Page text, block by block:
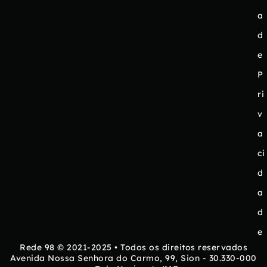
a
d
e
P
ri
v
a
ci
d
a
d
e
Rede 98 © 2021-2025 • Todos os direitos reservados
Avenida Nossa Senhora do Carmo, 99, Sion - 30.330-000